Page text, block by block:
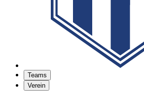
Teams
Verein